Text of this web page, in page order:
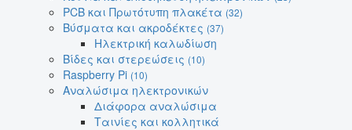
PCB και Πρωτότυπη πλακέτα (32)
Βύσματα και ακροδέκτες (37)
Ηλεκτρική καλωδίωση
Βίδες και στερεώσεις (10)
Raspberry Pi (10)
Αναλώσιμα ηλεκτρονικών
Διάφορα αναλώσιμα
Ταινίες και κολλητικά